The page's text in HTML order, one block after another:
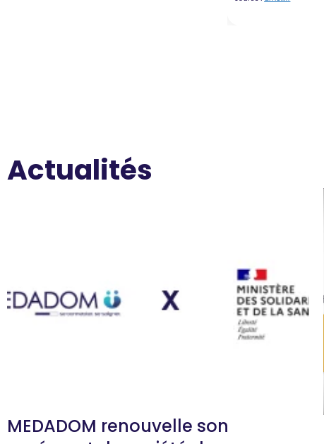
Actualités
MEDADOM renouvelle son